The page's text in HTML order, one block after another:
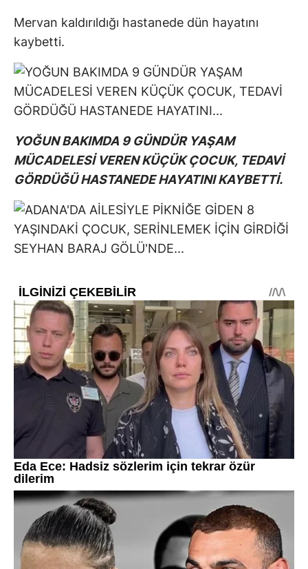
Mervan kaldırıldığı hastanede dün hayatını
kaybetti.
YOĞUN BAKIMDA 9 GÜNDÜR YAŞAM
MÜCADELESİ VEREN KÜÇÜK ÇOCUK, TEDAVİ
GÖRDÜĞÜ HASTANEDE HAYATINI KAYBETTİ.